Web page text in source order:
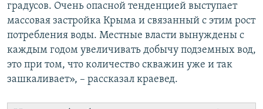
градусов. Очень опасной тенденцией выступает
массовая застройка Крыма и связанный с этим рост
потребления воды. Местные власти вынуждены с
каждым годом увеличивать добычу подземных вод,
это при том, что количество скважин уже и так
зашкаливает», – рассказал краевед.